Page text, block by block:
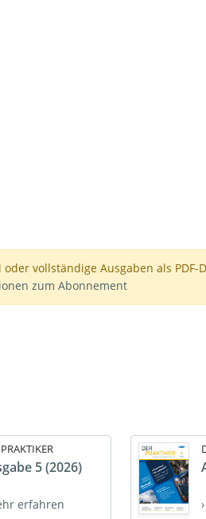
vollständige Ausgaben als
zum Abonnement
5 (2026)
erfahren